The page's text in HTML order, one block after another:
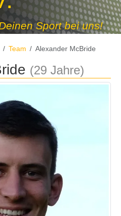
Sport bei uns!
Team Alexander McBride
(29 Jahre)